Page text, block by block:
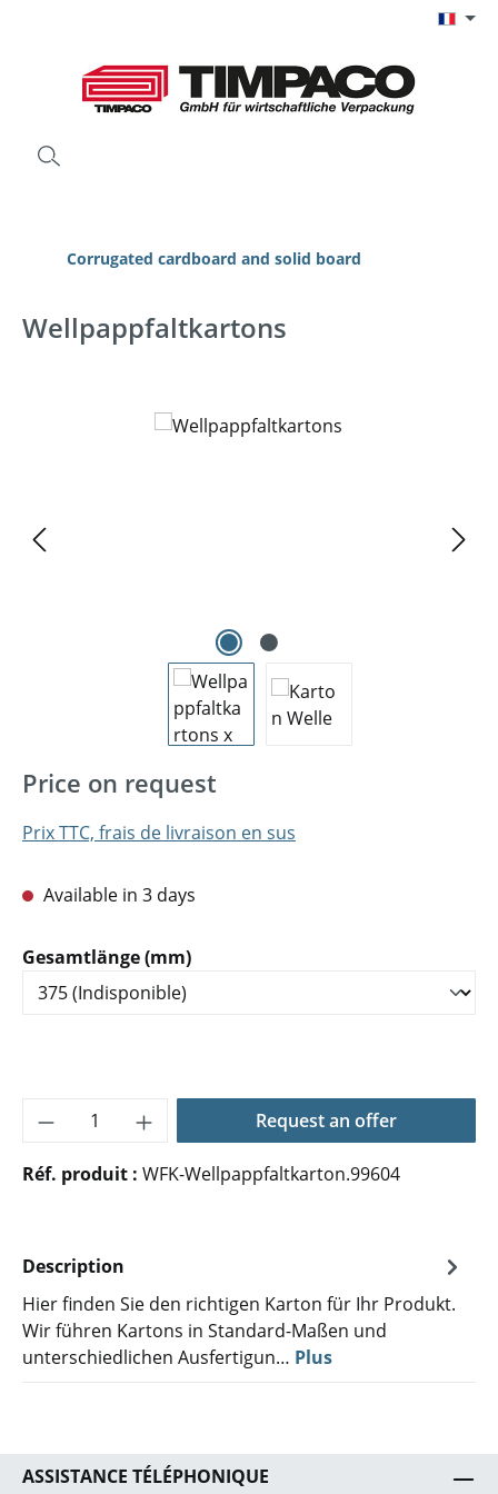
Corrugated cardboard and solid board
Wellpappfaltkartons
Ignorer la galerie d'images
Price on request
Prix TTC, frais de livraison en sus
Available in 3 days
Sélectionnez
Gesamtlänge (mm)
Quantité de produit : Entrez la
Request an offer
Réf. produit : WFK-Wellpappfaltkarton.99604
Description
Hier finden Sie den richtigen Karton für Ihr Produkt.
Wir führen Kartons in Standard-Maßen und
unterschiedlichen Ausfertigun… Plus
ASSISTANCE TÉLÉPHONIQUE